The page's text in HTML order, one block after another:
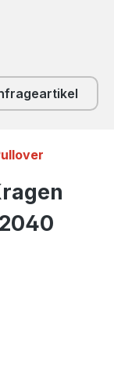
Produkte auf